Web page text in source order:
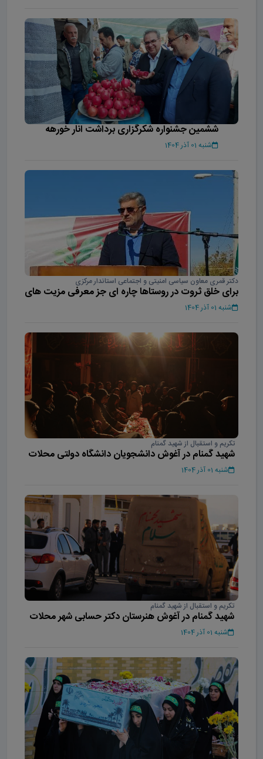
ششمین جشنواره شکرگزاری برداشت انار خورهه
شنبه 01 آذر 1404
دکتر قمری معاون سیاسی امنیتی و اجتماعی استاندار مرکزی
برای خلق ثروت در روستاها چاره ای جز معرفی مزیت های
بومی نداریم
شنبه 01 آذر 1404
تکریم و استقبال از شهید گمنام
شهید گمنام در آغوش دانشجویان دانشگاه دولتی محلات
شنبه 01 آذر 1404
تکریم و استقبال از شهید گمنام
شهید گمنام در آغوش هنرستان دکتر حسابی شهر محلات
شنبه 01 آذر 1404